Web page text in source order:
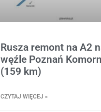
Rusza remont na A2
węźle Poznań
(159 km)
CZYTAJ WIĘCEJ »